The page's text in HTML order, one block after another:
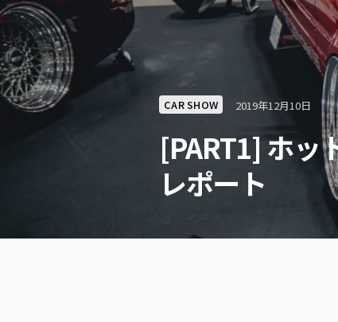
CAR SHOW 2019年12月10日
[PART1] ホッ
レポート